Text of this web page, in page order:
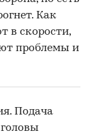
Как
в скорости,
проблемы и
Подача